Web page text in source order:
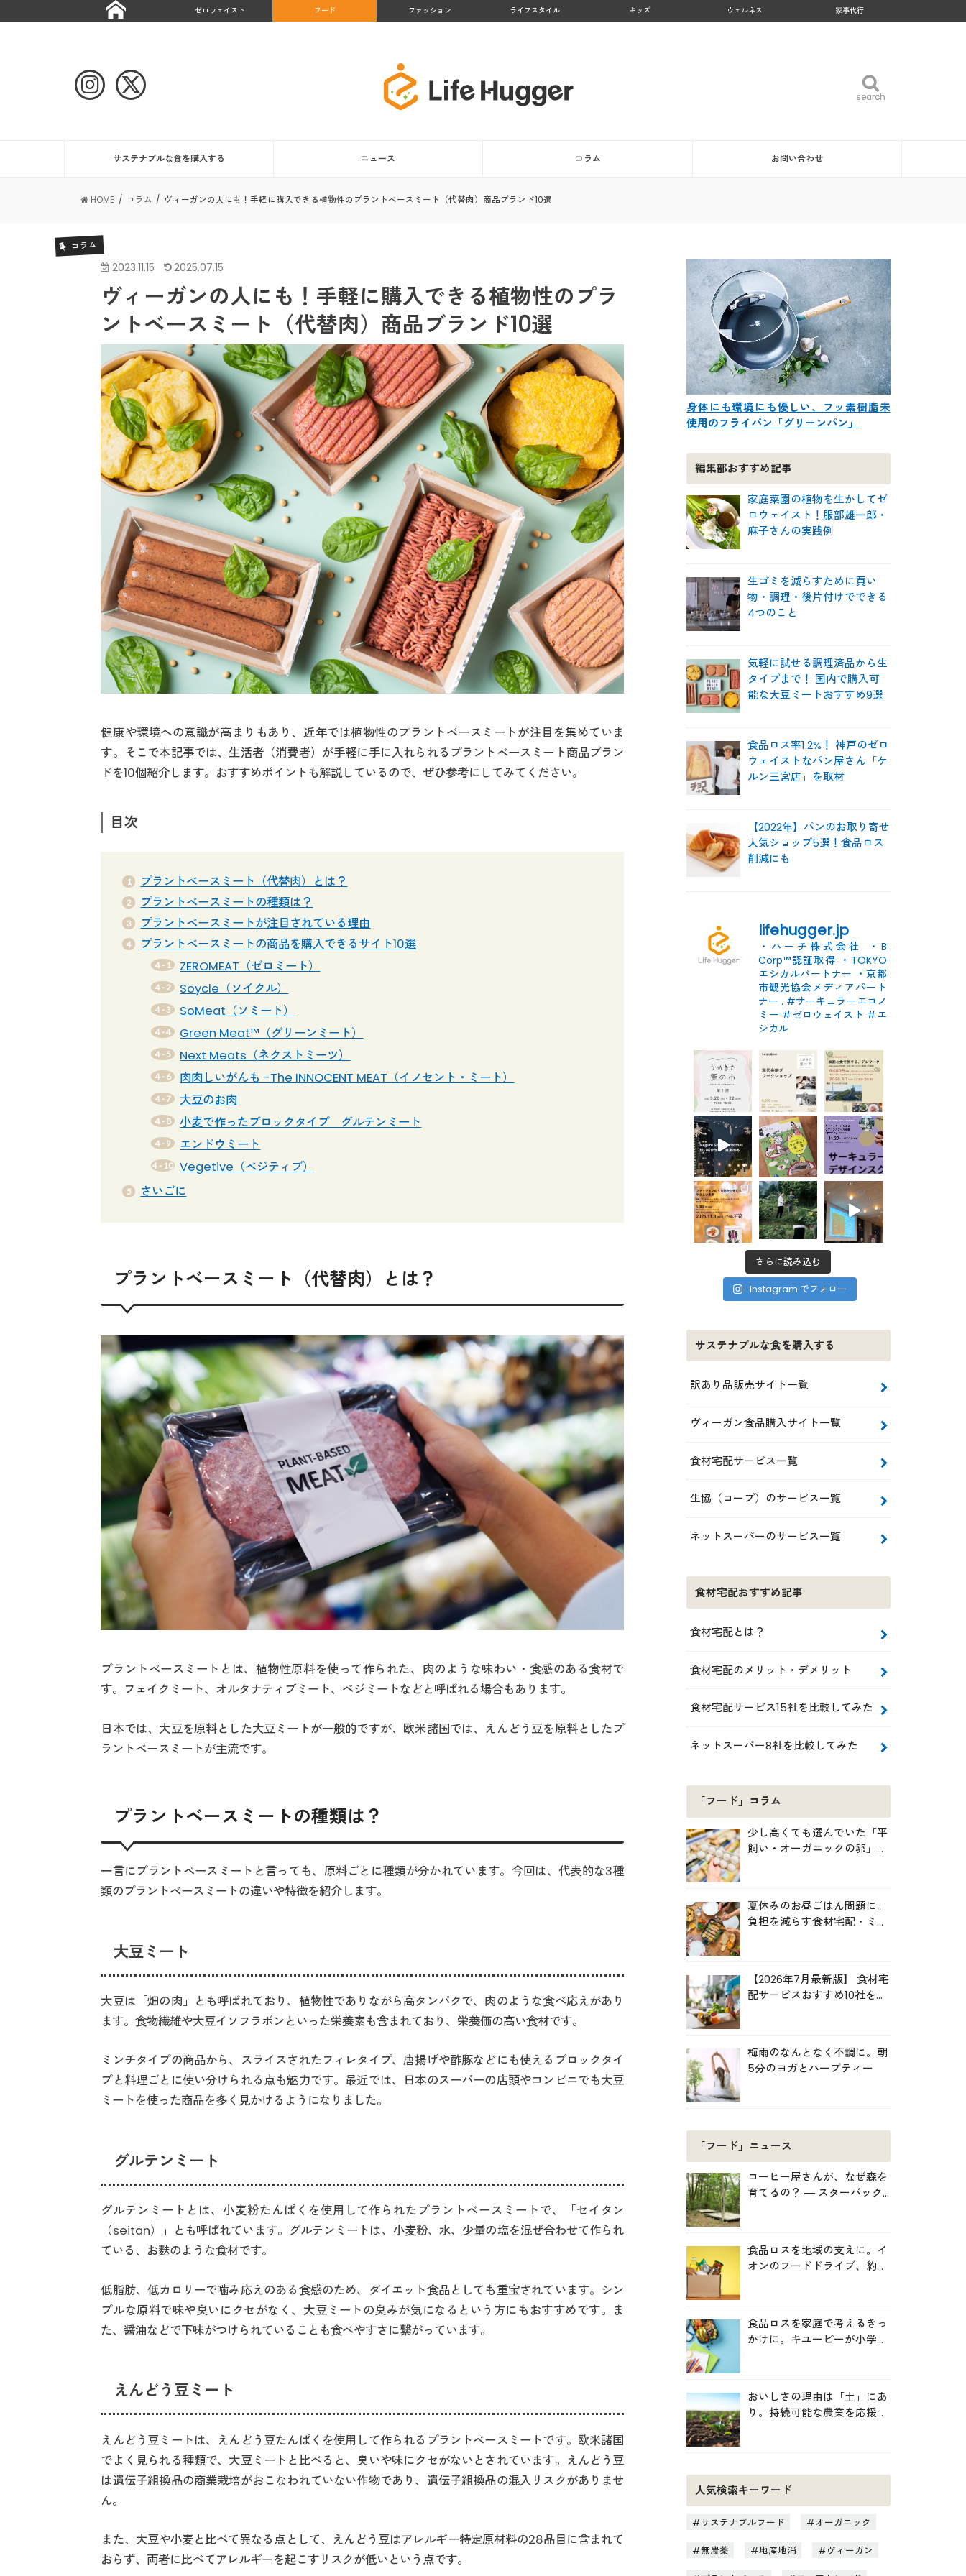
ゼロウェイスト フード ファッション ライフスタイル キッズ ウェルネス 家事代行
search
search
サステナブルな食を購入する ニュース コラム お問い合わせ
HOME コラム ヴィーガンの人にも！手軽に購入できる植物性のプラントベースミート（代替肉）商品ブランド10選
コラム
2023.11.15 2025.07.15
ヴィーガンの人にも！手軽に購入できる植物性のプラ
ントベースミート（代替肉）商品ブランド10選
健康や環境への意識が高まりもあり、近年では植物性のプラントベースミートが注目を集めていま
す。そこで本記事では、生活者（消費者）が手軽に手に入れられるプラントベースミート商品ブラン
ドを10個紹介します。おすすめポイントも解説しているので、ぜひ参考にしてみてください。
目次
プラントベースミート（代替肉）とは？
プラントベースミートの種類は？
プラントベースミートが注目されている理由
プラントベースミートの商品を購入できるサイト10選
ZEROMEAT（ゼロミート）
Soycle（ソイクル）
SoMeat（ソミート）
Green Meat™（グリーンミート）
Next Meats（ネクストミーツ）
肉肉しいがんも -The INNOCENT MEAT（イノセント・ミート）
大豆のお肉
小麦で作ったブロックタイプ グルテンミート
エンドウミート
Vegetive（ベジティブ）
さいごに
プラントベースミート（代替肉）とは？
プラントベースミートとは、植物性原料を使って作られた、肉のような味わい・食感のある食材で
す。フェイクミート、オルタナティブミート、べジミートなどと呼ばれる場合もあります。
日本では、大豆を原料とした大豆ミートが一般的ですが、欧米諸国では、えんどう豆を原料としたプ
ラントベースミートが主流です。
プラントベースミートの種類は？
一言にプラントベースミートと言っても、原料ごとに種類が分かれています。今回は、代表的な3種
類のプラントベースミートの違いや特徴を紹介します。
大豆ミート
大豆は「畑の肉」とも呼ばれており、植物性でありながら高タンパクで、肉のような食べ応えがあり
ます。食物繊維や大豆イソフラボンといった栄養素も含まれており、栄養価の高い食材です。
ミンチタイプの商品から、スライスされたフィレタイプ、唐揚げや酢豚などにも使えるブロックタイ
プと料理ごとに使い分けられる点も魅力です。最近では、日本のスーパーの店頭やコンビニでも大豆
ミートを使った商品を多く見かけるようになりました。
グルテンミート
グルテンミートとは、小麦粉たんぱくを使用して作られたプラントベースミートで、「セイタン
（seitan）」とも呼ばれています。グルテンミートは、小麦粉、水、少量の塩を混ぜ合わせて作られ
ている、お麩のような食材です。
低脂肪、低カロリーで噛み応えのある食感のため、ダイエット食品としても重宝されています。シン
プルな原料で味や臭いにクセがなく、大豆ミートの臭みが気になるという方にもおすすめです。ま
た、醤油などで下味がつけられていることも食べやすさに繋がっています。
えんどう豆ミート
えんどう豆ミートは、えんどう豆たんぱくを使用して作られるプラントベースミートです。欧米諸国
でよく見られる種類で、大豆ミートと比べると、臭いや味にクセがないとされています。えんどう豆
は遺伝子組換品の商業栽培がおこなわれていない作物であり、遺伝子組換品の混入リスクがありませ
ん。
また、大豆や小麦と比べて異なる点として、えんどう豆はアレルギー特定原材料の28品目に含まれて
おらず、両者に比べてアレルギーを起こすリスクが低いという点です。
身体にも環境にも優しい、フッ素樹脂未
使用のフライパン「グリーンパン」
編集部おすすめ記事
家庭菜園の植物を生かしてゼ
ロウェイスト！服部雄一郎・
麻子さんの実践例
生ゴミを減らすために買い
物・調理・後片付けでできる
4つのこと
気軽に試せる調理済品から生
タイプまで！ 国内で購入可
能な大豆ミートおすすめ9選
食品ロス率1.2%！ 神戸のゼロ
ウェイストなパン屋さん「ケ
ルン三宮店」を取材
【2022年】パンのお取り寄せ
人気ショップ5選！食品ロス
削減にも
lifehugger.jp
・ハーチ株式会社
・B
Corp™認証取得 ・TOKYO
エシカルパートナー ・京都
市観光協会メディアパート
ナー . #サーキュラーエコノ
ミー #ゼロウェイスト #エ
シカル
さらに読み込む
Instagram でフォロー
サステナブルな食を購入する
訳あり品販売サイト一覧
ヴィーガン食品購入サイト一覧
食材宅配サービス一覧
生協（コープ）のサービス一覧
ネットスーパーのサービス一覧
食材宅配おすすめ記事
食材宅配とは？
食材宅配のメリット・デメリット
食材宅配サービス15社を比較してみた
ネットスーパー8社を比較してみた
「フード」コラム
少し高くても選んでいた「平
飼い・オーガニックの卵」。
夏休みのお昼ごはん問題に。
負担を減らす食材宅配・ミー
【2026年7月最新版】 食材宅
配サービスおすすめ10社を比
梅雨のなんとなく不調に。朝
5分のヨガとハーブティー
「フード」ニュース
コーヒー屋さんが、なぜ森を
育てるの？ ― スターバック
食品ロスを地域の支えに。イ
オンのフードドライブ、約
食品ロスを家庭で考えるきっ
かけに。キユーピーが小学生
おいしさの理由は「土」にあ
り。持続可能な農業を応援す
人気検索キーワード
サステナブルフード オーガニック
無農薬 地産地消 ヴィーガン